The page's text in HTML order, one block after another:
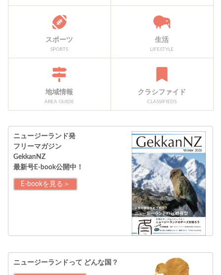
スポーツ
SPORTS
生活
LIFESTYLE
地域情報
AREA GUIDE
クラシファイド
CLASSIFIEDS
ニュージーランド発
フリーマガジン
GekkanNZ
最新号E-book公開中！
E-bookを見る＞
ニュージーランドって どんな国？